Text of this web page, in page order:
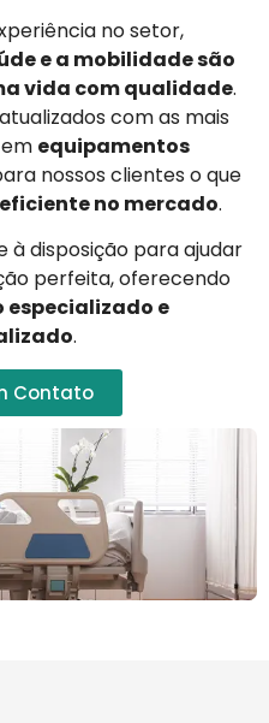
no setor,
e a mobilidade são
vida com qualidade.
com as mais
equipamentos
nossos clientes o que
no mercado.
à disposição para ajudar
perfeita, oferecendo
e
.
Contato